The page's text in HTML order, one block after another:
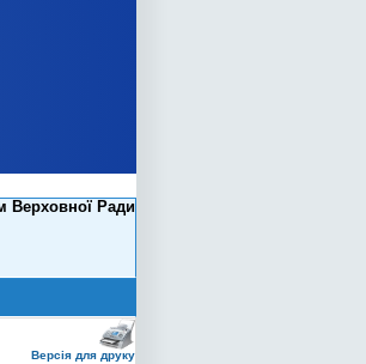
Верховної Ради
Версія для друку